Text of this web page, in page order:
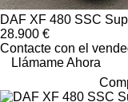
DAF XF 480 SSC
28.900 €
Contacte con el
Llámame Ahora